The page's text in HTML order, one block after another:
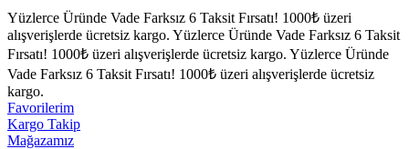
Yüzlerce Üründe Vade Farksız 6 Taksit Fırsatı! 1000₺ üzeri
alışverişlerde ücretsiz kargo. Yüzlerce Üründe Vade Farksız 6 Taksit
Fırsatı! 1000₺ üzeri alışverişlerde ücretsiz kargo. Yüzlerce Üründe
Vade Farksız 6 Taksit Fırsatı! 1000₺ üzeri alışverişlerde ücretsiz
kargo.
Favorilerim
Kargo Takip
Mağazamız